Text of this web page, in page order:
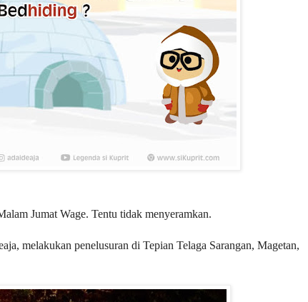
Jumat Wage. Tentu tidak menyeramkan.
melakukan penelusuran di Tepian Telaga Sarangan, Magetan,